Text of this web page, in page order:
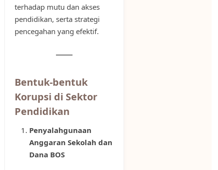
terhadap mutu dan akses
pendidikan, serta strategi
pencegahan yang efektif.
Bentuk-bentuk
Korupsi di Sektor
Pendidikan
Penyalahgunaan
Anggaran Sekolah dan
Dana BOS